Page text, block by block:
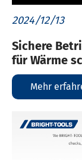
2024/12/13
Sichere
für Wärme
Mehr